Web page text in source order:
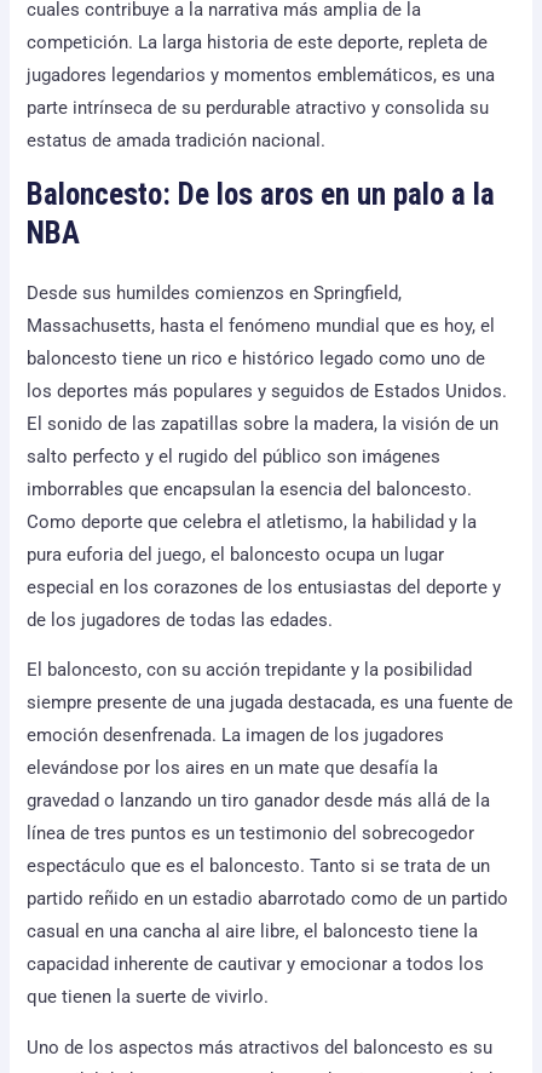
cuales contribuye a la narrativa más amplia de la
competición. La larga historia de este deporte, repleta de
jugadores legendarios y momentos emblemáticos, es una
parte intrínseca de su perdurable atractivo y consolida su
estatus de amada tradición nacional.
Baloncesto: De los aros en un palo a la
NBA
Desde sus humildes comienzos en Springfield,
Massachusetts, hasta el fenómeno mundial que es hoy, el
baloncesto tiene un rico e histórico legado como uno de
los deportes más populares y seguidos de Estados Unidos.
El sonido de las zapatillas sobre la madera, la visión de un
salto perfecto y el rugido del público son imágenes
imborrables que encapsulan la esencia del baloncesto.
Como deporte que celebra el atletismo, la habilidad y la
pura euforia del juego, el baloncesto ocupa un lugar
especial en los corazones de los entusiastas del deporte y
de los jugadores de todas las edades.
El baloncesto, con su acción trepidante y la posibilidad
siempre presente de una jugada destacada, es una fuente de
emoción desenfrenada. La imagen de los jugadores
elevándose por los aires en un mate que desafía la
gravedad o lanzando un tiro ganador desde más allá de la
línea de tres puntos es un testimonio del sobrecogedor
espectáculo que es el baloncesto. Tanto si se trata de un
partido reñido en un estadio abarrotado como de un partido
casual en una cancha al aire libre, el baloncesto tiene la
capacidad inherente de cautivar y emocionar a todos los
que tienen la suerte de vivirlo.
Uno de los aspectos más atractivos del baloncesto es su